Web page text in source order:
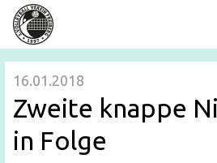
16.01.2018
Zweite knappe
in Folge